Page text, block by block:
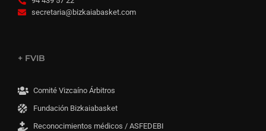
secretaria@bizkaiabasket.com
+ FVIB
Comité Vizcaíno Árbitros
Fundación Bizkaiabasket
Reconocimientos médicos / ASFEDEBI